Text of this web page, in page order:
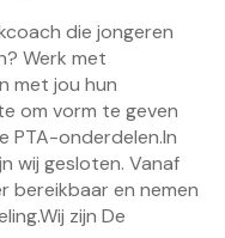
die jongeren
Werk met
met jou hun
om vorm te geven
PTA-onderdelen.In
wij gesloten. Vanaf
bereikbaar en nemen
zijn De